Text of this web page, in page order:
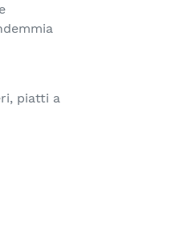
piatti a